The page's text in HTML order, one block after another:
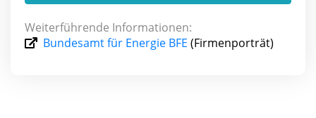
Weiterführende Informationen:
Bundesamt für Energie BFE (Firmenporträt)